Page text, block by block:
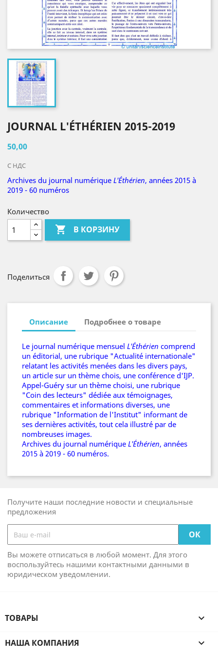
JOURNAL L'ÉTHÉRIEN 2015-2019
50,00
С НДС
Archives du journal numérique L'Éthérien, années 2015 à
2019 - 60 numéros
Количество
 В КОРЗИНУ
Поделиться
Описание Подробнее о товаре
Le journal numérique mensuel L'Éthérien comprend
un éditorial, une rubrique "Actualité internationale"
relatant les activités menées dans les divers pays,
un article sur un thème chois, une conférence d'IJP.
Appel-Guéry sur un thème choisi, une rubrique
"Coin des lecteurs" dédiée aux témoignages,
commentaires et informations diverses, une
rubrique "Information de l'Institut" informant de
ses dernières activités, tout cela illustré par de
nombreuses images.
Archives du journal numérique L'Éthérien, années
2015 à 2019 - 60 numéros.
Получите наши последние новости и специальные
предложения
Вы можете отписаться в любой момент. Для этого
воспользуйтесь нашими контактными данными в
юридическом уведомлении.
ТОВАРЫ 
НАША КОМПАНИЯ 